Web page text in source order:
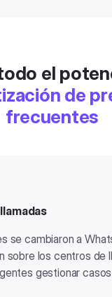
el
de
frecuentes
se cambiaron a
sobre los centros de
gestionar